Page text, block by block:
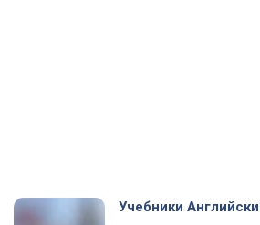
Учебники